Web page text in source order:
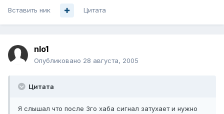
Вставить ник Цитата
nlo1
Опубликовано 28 августа, 2005
Цитата
Я слышал что после 3го хаба сигнал затухает и нужно